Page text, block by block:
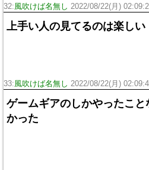
32:風吹けば名無し 2022/08/22(月)
上手い人の見てるのは楽しい
33:風吹けば名無し 2022/08/22(月)
ゲームギアのしかやったこ
かった